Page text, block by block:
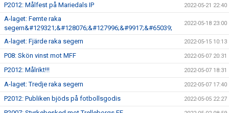
P2012: Målfest på Mariedals IP 2022-05-21 22:40
A-laget: Femte raka
segern&#129321;&#128076;&#127996;&#9917;&#65039;
2022-05-18 23:00
A-laget: Fjärde raka segern 2022-05-15 10:13
P08: Skön vinst mot MFF 2022-05-07 20:31
P2012: Målrikt!!! 2022-05-07 18:31
A-laget: Tredje raka segern 2022-05-07 17:40
P2012: Publiken bjöds på fotbollsgodis 2022-05-05 22:27